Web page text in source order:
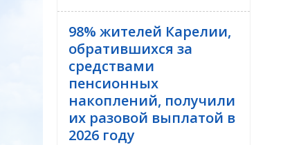
98% жителей Карелии,
обратившихся за
средствами
пенсионных
накоплений, получили
их разовой выплатой в
2026 году